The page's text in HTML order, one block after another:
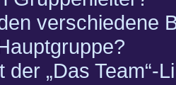
verschiedene
der „Das Team“-